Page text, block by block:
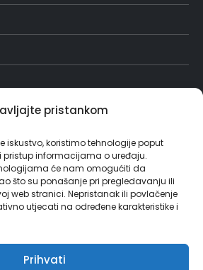
pristankom
iskustvo, koristimo tehnologije poput
informacijama o uređaju.
će nam omogućiti da
što su ponašanje pri pregledavanju ili
web stranici. Nepristanak ili povlačenje
utjecati na određene karakteristike i
Prihvati